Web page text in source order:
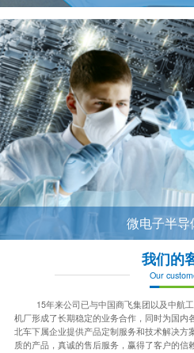
微电子半导
我们的
Our
15年来公司已与中国商飞集团以及中航
机厂形成了长期稳定的业务合作，同时为国内
北车下属企业提供产品定制服务和技术解决方
质的产品，真诚的售后服务，赢得了客户的信